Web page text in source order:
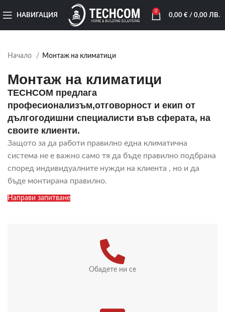
НАВИГАЦИЯ
0
0,00 €/ 0,00 ЛВ.
Начало Монтаж на климатици
Монтаж на климатици
TECHCOM предлага
професионализъм,отговорност и екип от
дългогодишни специалисти във сферата, на
своите клиенти.
Защото за да работи правилно една климатична
система не е важно само тя да бъде правилно подбрана
според индивидуалните нужди на клиента , но и да
бъде монтирана правилно.
Направи запитване
Обадете ни се